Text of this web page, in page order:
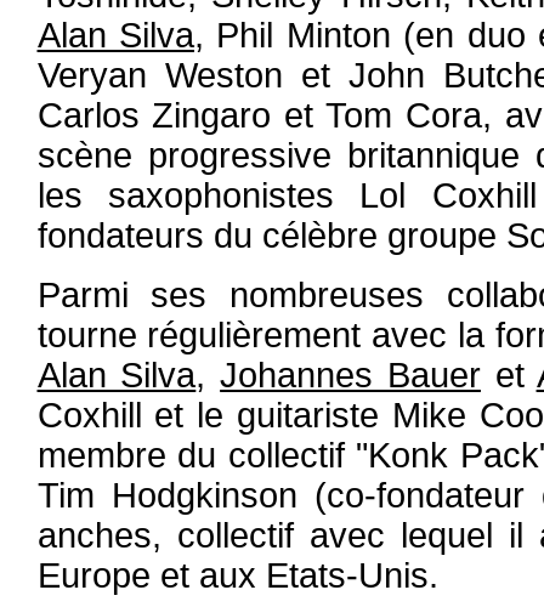
Alan Silva, Phil Minton (en duo
Veryan Weston et John
Carlos Zingaro et Tom Cora,
scène progressive
les saxophonistes Lol
fondateurs du célèbre groupe
Parmi ses nombreuses
tourne régulièrement avec la
Alan Silva,Johannes Baueret
Coxhill et le guitariste Mike
membre du collectif "Konk
Tim Hodgkinson (co-
anches, collectif avec lequel
Europe et aux Etats-Unis.